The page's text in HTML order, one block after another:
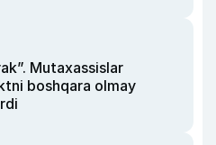
Mutaxassislar
boshqara olmay